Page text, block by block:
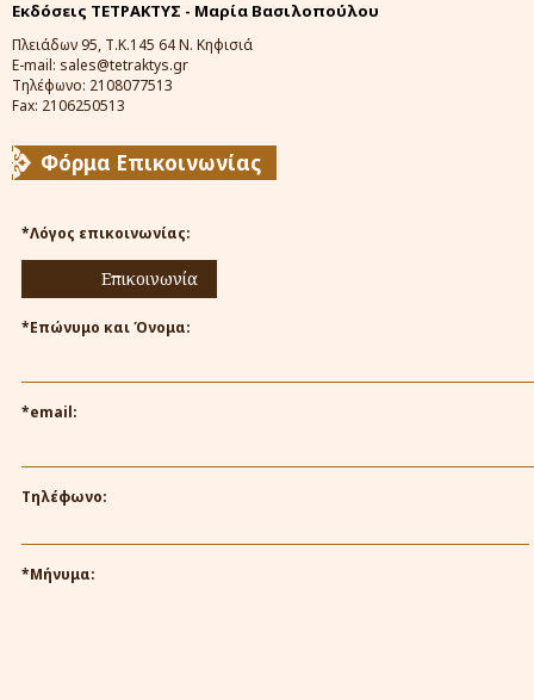
Εκδόσεις ΤΕΤΡΑΚΤΥΣ - Μαρία Βασιλοπούλου
Πλειάδων 95, Τ.Κ.145 64 Ν. Κηφισιά
E-mail: sales@tetraktys.gr
Τηλέφωνο: 2108077513
Fax: 2106250513
Φόρμα Επικοινωνίας
*Λόγος επικοινωνίας:
Επικοινωνία
*Επώνυμο και Όνομα:
*email:
Τηλέφωνο:
*Μήνυμα: